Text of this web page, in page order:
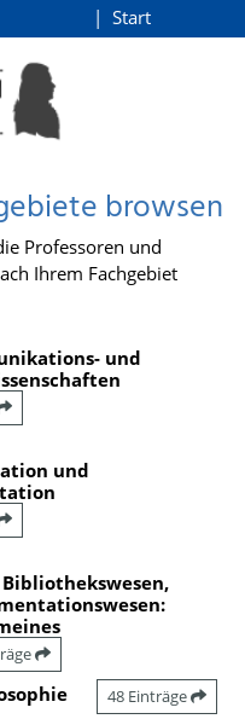
Start
browsen
Professoren und
Ihrem Fachgebiet
und
und
Bibliothekswesen,
48 Einträge